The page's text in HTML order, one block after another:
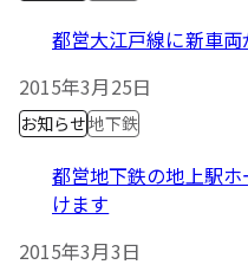
都営大江戸線に新車両
2015年3月25日
お知らせ地下鉄
都営地下鉄の地上駅
けます
2015年3月3日